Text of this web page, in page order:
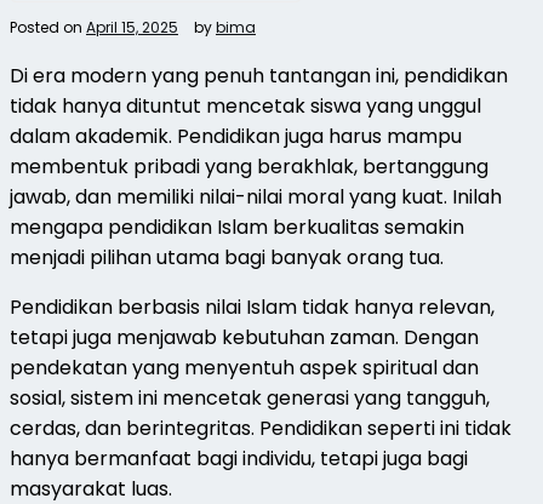
Posted on April 15, 2025 bybima
Di era modern yang penuh tantangan ini, pendidikan
tidak hanya dituntut mencetak siswa yang unggul
dalam akademik. Pendidikan juga harus mampu
membentuk pribadi yang berakhlak, bertanggung
jawab, dan memiliki nilai-nilai moral yang kuat. Inilah
mengapa pendidikan Islam berkualitas semakin
menjadi pilihan utama bagi banyak orang tua.
Pendidikan berbasis nilai Islam tidak hanya relevan,
tetapi juga menjawab kebutuhan zaman. Dengan
pendekatan yang menyentuh aspek spiritual dan
sosial, sistem ini mencetak generasi yang tangguh,
cerdas, dan berintegritas. Pendidikan seperti ini tidak
hanya bermanfaat bagi individu, tetapi juga bagi
masyarakat luas.